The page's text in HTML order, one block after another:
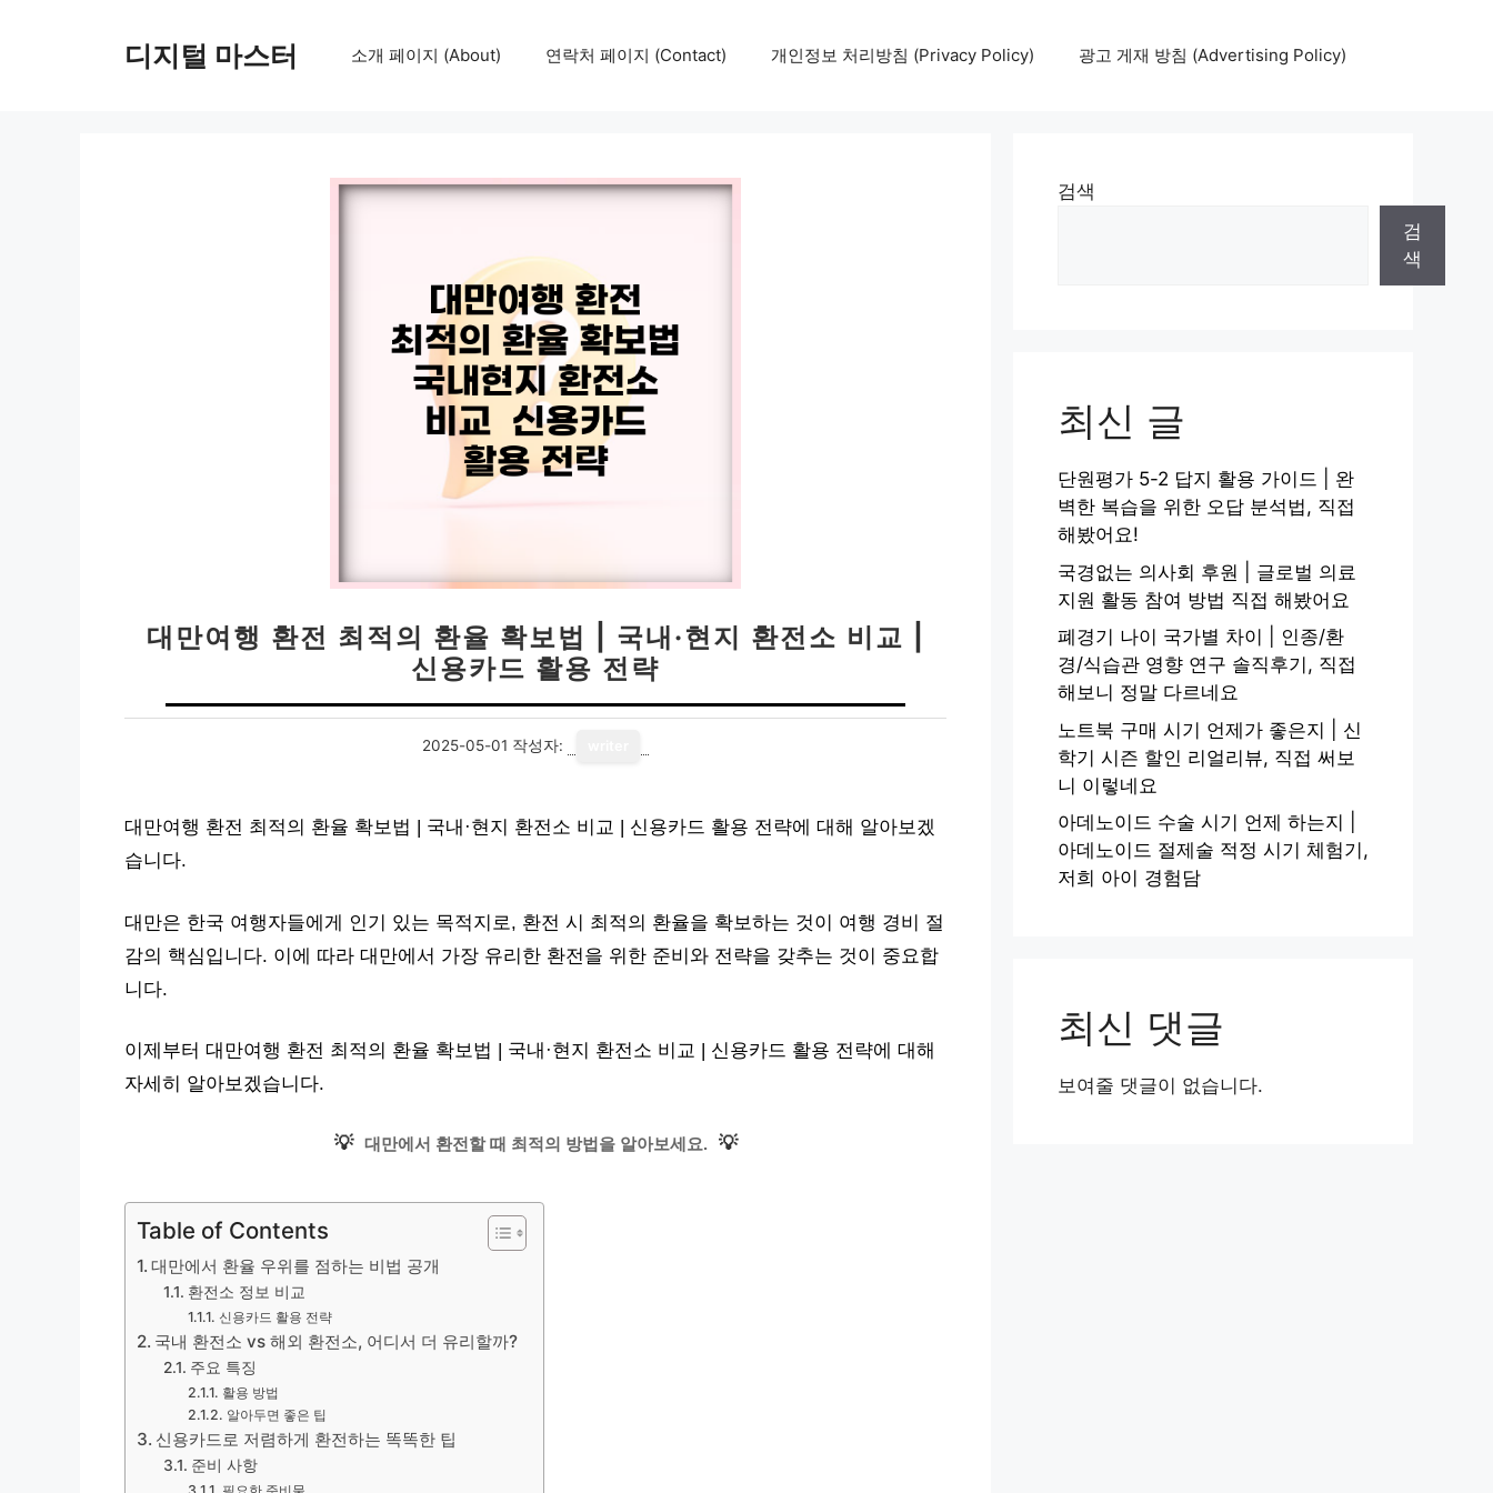
디지털 마스터 소개 페이지 (About) 연락처 페이지 (Contact) 개인정보 처리방침 (Privacy Policy) 광고 게재 방침 (Advertising Policy)
대만여행 환전 최적의 환율 확보법 | 국내·현지 환전소 비교 |
신용카드 활용 전략
2025-05-01 작성자:
대만여행 환전 최적의 환율 확보법 | 국내·현지 환전소 비교 | 신용카드 활용 전략에 대해 알아보겠
습니다.
대만은 한국 여행자들에게 인기 있는 목적지로, 환전 시 최적의 환율을 확보하는 것이 여행 경비 절
감의 핵심입니다. 이에 따라 대만에서 가장 유리한 환전을 위한 준비와 전략을 갖추는 것이 중요합
니다.
이제부터 대만여행 환전 최적의 환율 확보법 | 국내·현지 환전소 비교 | 신용카드 활용 전략에 대해
자세히 알아보겠습니다.
💡 대만에서 환전할 때 최적의 방법을 알아보세요. 💡
Table of Contents
대만에서 환율 우위를 점하는 비법 공개
환전소 정보 비교
신용카드 활용 전략
국내 환전소 vs 해외 환전소, 어디서 더 유리할까?
주요 특징
활용 방법
알아두면 좋은 팁
신용카드로 저렴하게 환전하는 똑똑한 팁
준비 사항
검색
검
색
최신 글
단원평가 5-2 답지 활용 가이드 | 완
벽한 복습을 위한 오답 분석법, 직접
해봤어요!
국경없는 의사회 후원 | 글로벌 의료
지원 활동 참여 방법 직접 해봤어요
폐경기 나이 국가별 차이 | 인종/환
경/식습관 영향 연구 솔직후기, 직접
해보니 정말 다르네요
노트북 구매 시기 언제가 좋은지 | 신
학기 시즌 할인 리얼리뷰, 직접 써보
니 이렇네요
아데노이드 수술 시기 언제 하는지 |
아데노이드 절제술 적정 시기 체험기,
저희 아이 경험담
최신 댓글
보여줄 댓글이 없습니다.